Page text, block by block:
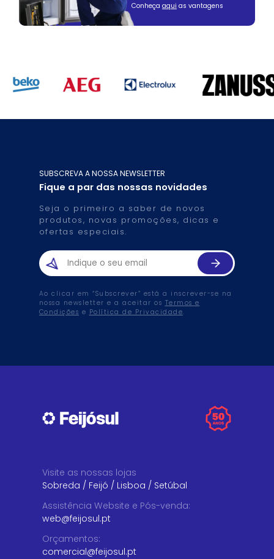
Conheça aqui as vantagens
SUBSCREVA A NOSSA NEWSLETTER
Fique a par das nossas novidades
Seja o primeiro a saber de novos
produtos, novas promoções, dicas e
ofertas especiais.
Ao clicar em “Subscrever” está a inscrever-se na
nossa newsletter e a aceitar os Termos e
Condições e Política de Privacidade.
Visite as nossas lojas
Sobreda / Feijó / Lisboa / Setúbal
Assistência Website e Pós-venda:
web@feijosul.pt
Orçamentos:
comercial@feijosul.pt